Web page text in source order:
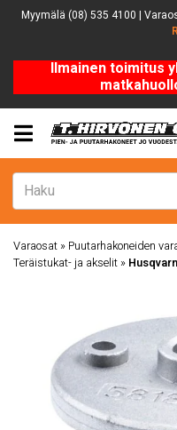
Myymälä (08) 535 4100 |
Ilmainen toimitus
Varaosat » Puutarhakoneiden
Teräistukat- ja akselit »